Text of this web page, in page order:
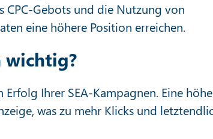
CPC-Gebots und die Nutzung von
eine höhere Position erreichen.
wichtig?
Ihrer SEA-Kampagnen. Eine
was zu mehr Klicks und